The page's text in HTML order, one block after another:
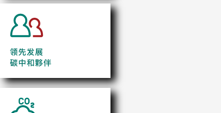
领先发展
碳中和夥伴